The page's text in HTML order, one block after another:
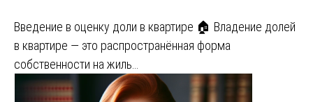
Введение в оценку доли в квартире 🏠 Владение долей
в квартире — это распространённая форма
собственности на жиль…